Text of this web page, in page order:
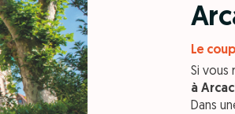
Le
Si vous
à
Dans